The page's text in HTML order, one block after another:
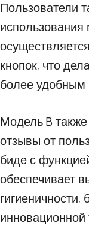
Пользователи
кнопок, что
более удобным
Модель B
отзывы от
биде с
обеспечивает
инновационной